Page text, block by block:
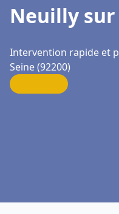
Neuilly sur
Intervention rapide et
Seine (92200)